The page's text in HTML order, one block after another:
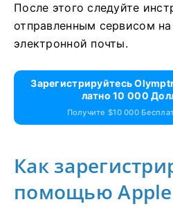
После этого следуйте
отправленным сервисом
электронной почты.
Зарегистрируйтесь
Латно 10 000
Получите $10 000
Как
помощью Apple